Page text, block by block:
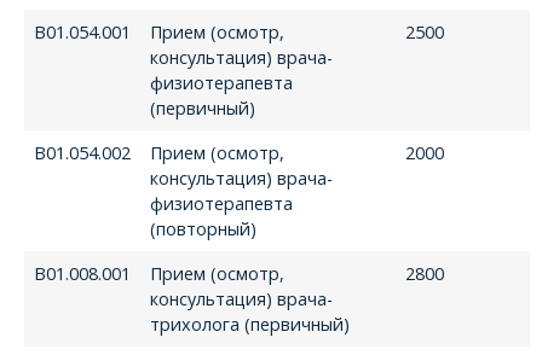
В01.054.001
Прием (осмотр,
консультация) врача-
физиотерапевта
(первичный)
2500
В01.054.002
Прием (осмотр,
консультация) врача-
физиотерапевта
(повторный)
2000
В01.008.001
Прием (осмотр,
консультация) врача-
трихолога (первичный)
2800